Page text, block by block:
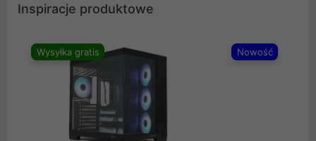
Inspiracje produktowe
Wysyłka gratis Nowość